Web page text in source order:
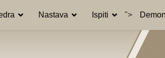
Nastava Ispiti ">